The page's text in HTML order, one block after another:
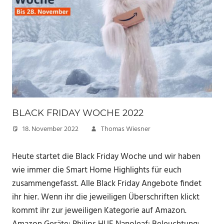
BLACK FRIDAY WOCHE 2022
18. November 2022 Thomas Wiesner
Heute startet die Black Friday Woche und wir haben
wie immer die Smart Home Highlights für euch
zusammengefasst. Alle Black Friday Angebote findet
ihr hier. Wenn ihr die jeweiligen Überschriften klickt
kommt ihr zur jeweiligen Kategorie auf Amazon.